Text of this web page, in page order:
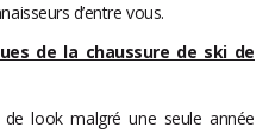
d’entre vous.
de la chaussure de ski de
look malgré une seule année